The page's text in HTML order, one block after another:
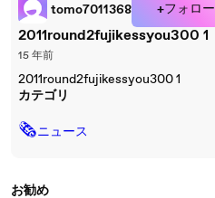
tomo7011368 +フォロー
2011round2fujikessyou300 1
15 年前
2011round2fujikessyou300 1
カテゴリ
🗞ニュース
お勧め